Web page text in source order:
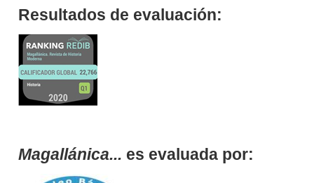
Resultados de evaluación:
Magallánica... es evaluada por: